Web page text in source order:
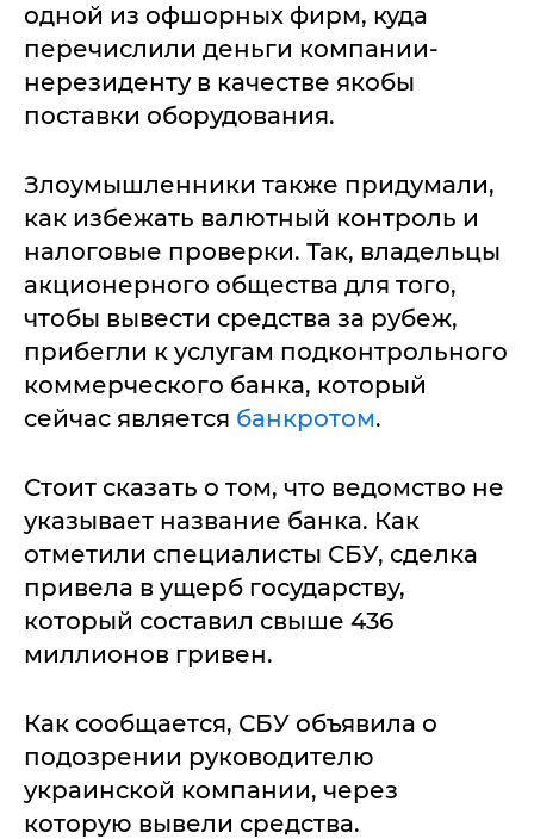
одной из офшорных фирм, куда
перечислили деньги компании-
нерезиденту в качестве якобы
поставки оборудования.
Злоумышленники также придумали,
как избежать валютный контроль и
налоговые проверки. Так, владельцы
акционерного общества для того,
чтобы вывести средства за рубеж,
прибегли к услугам подконтрольного
коммерческого банка, который
сейчас является банкротом.
Стоит сказать о том, что ведомство не
указывает название банка. Как
отметили специалисты СБУ, сделка
привела в ущерб государству,
который составил свыше 436
миллионов гривен.
Как сообщается, СБУ объявила о
подозрении руководителю
украинской компании, через
которую вывели средства.